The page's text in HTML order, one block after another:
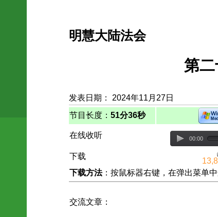
明慧大陆法会
第二
发表日期： 2024年11月27日
节目长度： 51分36秒
在线收听 00:00
下载
下载方法：按鼠标器右键，在弹出菜单
交流文章：